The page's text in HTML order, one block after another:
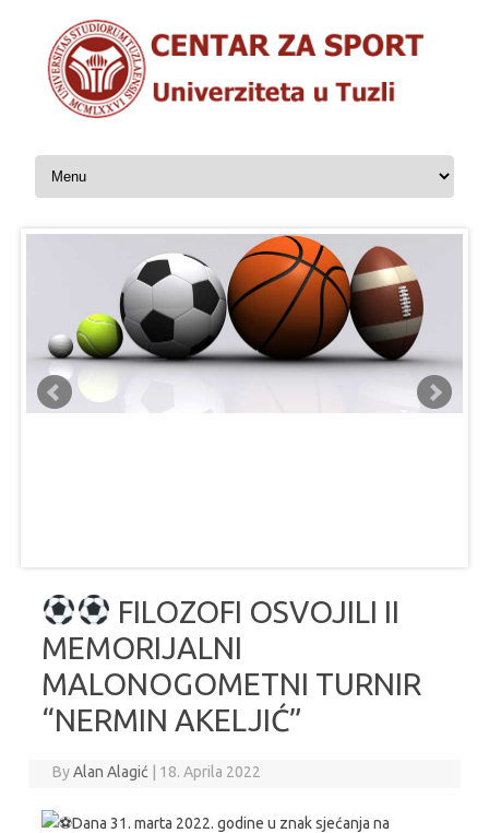
Skip to content
FILOZOFI OSVOJILI II
MEMORIJALNI
MALONOGOMETNI TURNIR
“NERMIN AKELJIĆ”
ByAlan Alagić | 18. Aprila 2022
Dana 31. marta 2022. godine u znak sjećanja na